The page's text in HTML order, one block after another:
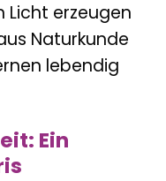
Licht erzeugen
Naturkunde
lebendig
Ein